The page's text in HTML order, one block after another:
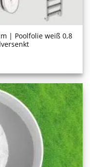
| Poolfolie weiß 0,8